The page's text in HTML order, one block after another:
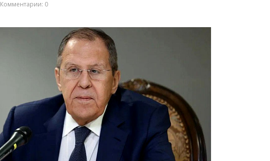
Комментарии: 0